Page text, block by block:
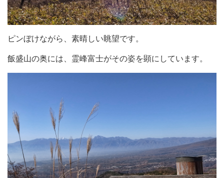
ピンぼけながら、素晴しい眺望です。
飯盛山の奥には、霊峰富士がその姿を顕にしています。